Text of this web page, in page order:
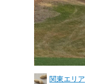
関東エリア